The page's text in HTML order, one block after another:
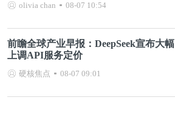
olivia chan 08-07 10:54
前瞻全球产业早报：DeepSeek宣布大幅
上调API服务定价
硬核焦点 08-07 09:01